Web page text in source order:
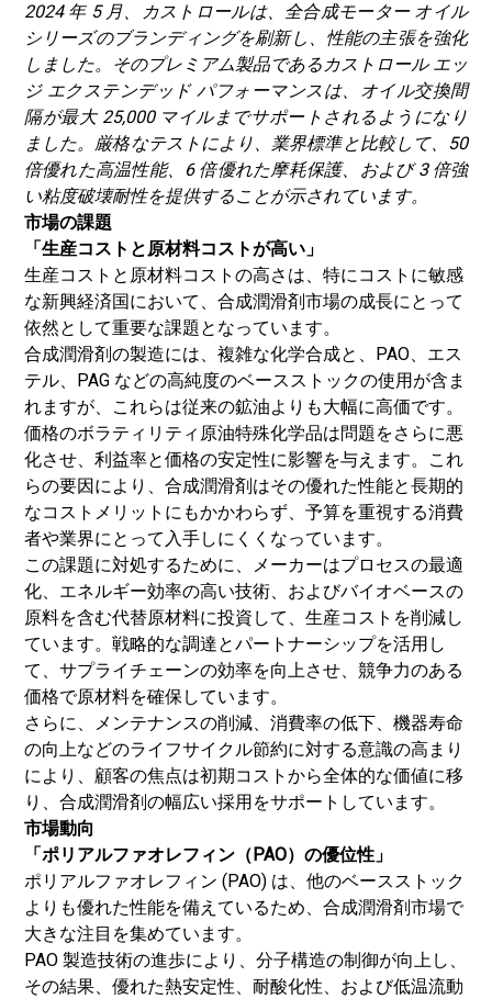
2024 年 5 月、カストロールは、全合成モーター オイル
シリーズのブラン​​ディングを刷新し、性能の主張を強化
しました。そのプレミアム製品であるカストロール エッ
ジ エクステンデッド パフォーマンスは、オイル交換間
隔が最大 25,000 マイルまでサポートされるようになり
ました。厳格なテストにより、業界標準と比較して、50
倍優れた高温性能、6 倍優れた摩耗保護、および 3 倍強
い粘度破壊耐性を提供することが示されています。
市場の課題
「生産コストと原材料コストが高い」
生産コストと原材料コストの高さは、特にコストに敏感
な新興経済国において、合成潤滑剤市場の成長にとって
依然として重要な課題となっています。
合成潤滑剤の製造には、複雑な化学合成と、PAO、エス
テル、PAG などの高純度のベースストックの使用が含ま
れますが、これらは従来の鉱油よりも大幅に高価です。
価格のボラティリティ 原油特殊化学品は問題をさらに悪
化させ、利益率と価格の安定性に影響を与えます。これ
らの要因により、合成潤滑剤はその優れた性能と長期的
なコストメリットにもかかわらず、予算を重視する消費
者や業界にとって入手しにくくなっています。
この課題に対処するために、メーカーはプロセスの最適
化、エネルギー効率の高い技術、およびバイオベースの
原料を含む代替原材料に投資して、生産コストを削減し
ています。戦略的な調達とパートナーシップを活用し
て、サプライチェーンの効率を向上させ、競争力のある
価格で原材料を確保しています。
さらに、メンテナンスの削減、消費率の低下、機器寿命
の向上などのライフサイクル節約に対する意識の高まり
により、顧客の焦点は初期コストから全体的な価値に移
り、合成潤滑剤の幅広い採用をサポートしています。
市場動向
「ポリアルファオレフィン（PAO）の優位性」
ポリアルファオレフィン (PAO) は、他のベースストック
よりも優れた性能を備えているため、合成潤滑剤市場で
大きな注目を集めています。
PAO 製造技術の進歩により、分子構造の制御が向上し、
その結果、優れた熱安定性、耐酸化性、および低温流動